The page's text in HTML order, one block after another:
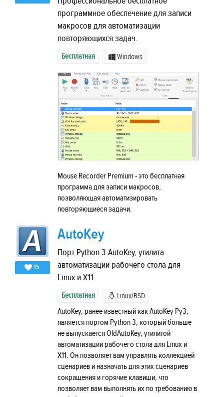
программное обеспечение для записи
макросов для автоматизации
повторяющихся задач.
Бесплатная Windows
Mouse Recorder Premium - это бесплатная
программа для записи макросов,
позволяющая автоматизировать
повторяющиеся задачи.
15
AutoKey
Порт Python 3 AutoKey, утилита
автоматизации рабочего стола для
Linux и X11.
Бесплатная Linux/BSD
AutoKey, ранее известный как AutoKey Py3,
является портом Python 3, который больше
не выпускается OldAutoKey, утилитой
автоматизации рабочего стола для Linux и
X11. Он позволяет вам управлять коллекцией
сценариев и назначать для этих сценариев
сокращения и горячие клавиши, что
позволяет вам выполнять их по требованию в